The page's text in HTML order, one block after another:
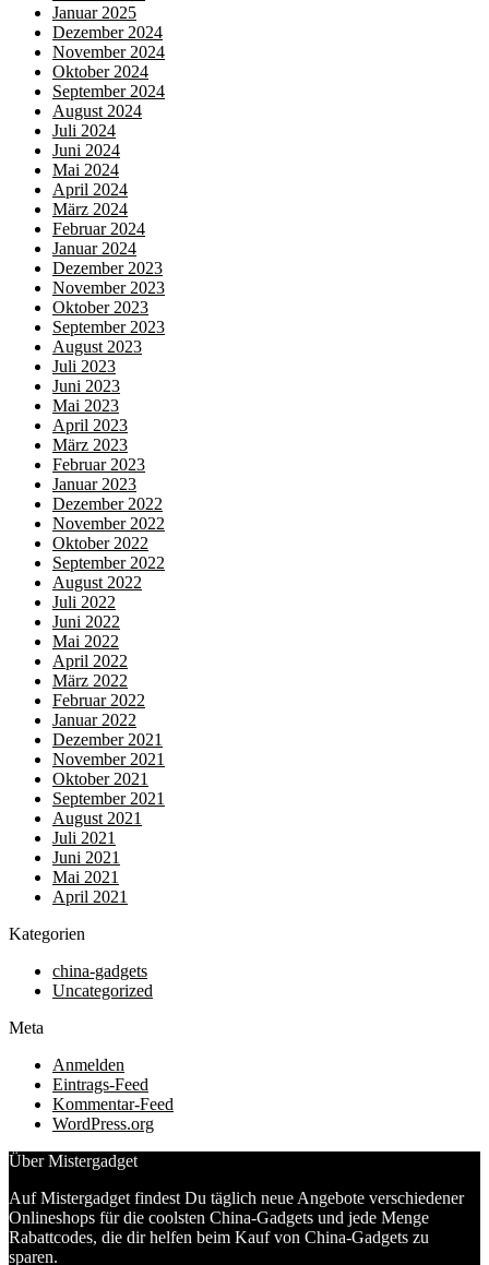
Januar 2025
Dezember 2024
November 2024
Oktober 2024
September 2024
August 2024
Juli 2024
Juni 2024
Mai 2024
April 2024
März 2024
Februar 2024
Januar 2024
Dezember 2023
November 2023
Oktober 2023
September 2023
August 2023
Juli 2023
Juni 2023
Mai 2023
April 2023
März 2023
Februar 2023
Januar 2023
Dezember 2022
November 2022
Oktober 2022
September 2022
August 2022
Juli 2022
Juni 2022
Mai 2022
April 2022
März 2022
Februar 2022
Januar 2022
Dezember 2021
November 2021
Oktober 2021
September 2021
August 2021
Juli 2021
Juni 2021
Mai 2021
April 2021
Kategorien
china-gadgets
Uncategorized
Meta
Anmelden
Eintrags-Feed
Kommentar-Feed
WordPress.org
Über Mistergadget
Auf Mistergadget findest Du täglich neue Angebote verschiedener
Onlineshops für die coolsten China-Gadgets und jede Menge
Rabattcodes, die dir helfen beim Kauf von China-Gadgets zu
sparen.